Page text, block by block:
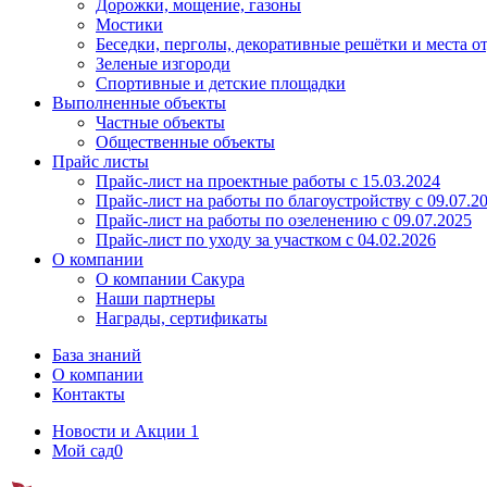
Дорожки, мощение, газоны
Мостики
Беседки, перголы, декоративные решётки и места
Зеленые изгороди
Спортивные и детские площадки
Выполненные объекты
Частные объекты
Общественные объекты
Прайс листы
Прайс-лист на проектные работы c 15.03.2024
Прайс-лист на работы по благоустройству с
Прайс-лист на работы по озеленению с 09.07.2025
Прайс-лист по уходу за участком c 04.02.2026
О компании
О компании Сакура
Наши партнеры
Награды, сертификаты
База знаний
О компании
Контакты
Новости и Акции 1
Мой сад0